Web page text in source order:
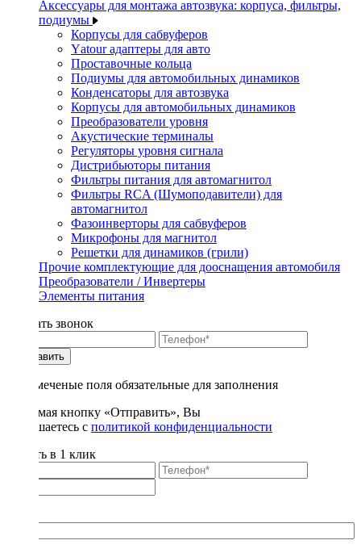
Аксессуары для монтажа автозвука: корпуса, фильтры,
подиумы
Корпусы для сабвуферов
Yаtour адаптеры для авто
Проставочные кольца
Подиумы для автомобильных динамиков
Конденсаторы для автозвука
Корпусы для автомобильных динамиков
Преобразователи уровня
Акустические терминалы
Регуляторы уровня сигнала
Дистрибьюторы питания
Фильтры питания для автомагнитол
Фильтры RCA (Шумоподавители) для
автомагнитол
Фазоинверторы для сабвуферов
Микрофоны для магнитол
Решетки для динамиков (грили)
Прочие комплектующие для дооснащения автомобиля
Преобразователи / Инвертеры
Элементы питания
Заказать звонок
Отправить
* - отмеченые поля обязательные для заполнения
Нажимая кнопку «Отправить», Вы
соглашаетесь с политикой конфиденциальности
Купить в 1 клик